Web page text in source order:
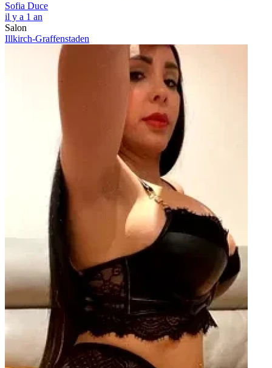
Sofia Duce
il y a 1 an
Salon
Illkirch-Graffenstaden